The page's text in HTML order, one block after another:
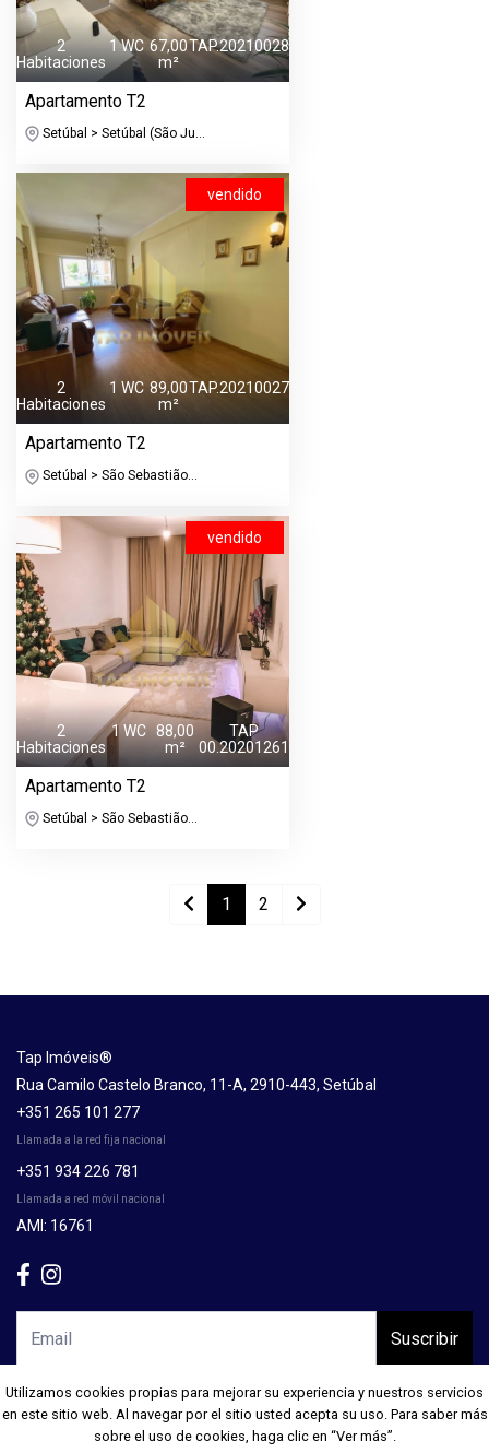
Utilizamos cookies propias para mejorar su experiencia y nuestros servicios
en este sitio web. Al navegar por el sitio usted acepta su uso. Para saber más
sobre el uso de cookies, haga clic en “Ver más”.
2
Habitaciones
1 WC 67,00
m²
TAP.20210028
Apartamento T2
Setúbal > Setúbal (São Ju...
vendido
2
Habitaciones
1 WC 89,00
m²
TAP.20210027
Apartamento T2
Setúbal > São Sebastião...
vendido
2
Habitaciones
1 WC 88,00
m²
TAP
00.20201261
Apartamento T2
Setúbal > São Sebastião...
1 2
Tap Imóveis®
Rua Camilo Castelo Branco, 11-A, 2910-443, Setúbal
+351 265 101 277
Llamada a la red fija nacional
+351 934 226 781
Llamada a red móvil nacional
AMI: 16761
Suscribir
Utilizamos cookies propias para mejorar su experiencia y nuestros servicios
en este sitio web. Al navegar por el sitio usted acepta su uso. Para saber más
sobre el uso de cookies, haga clic en “Ver más”.